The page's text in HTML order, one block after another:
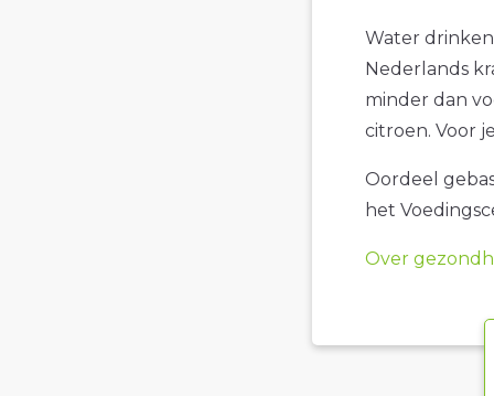
Water
Nederlands
minder dan
citroen. Voor
Oordeel
het
Over